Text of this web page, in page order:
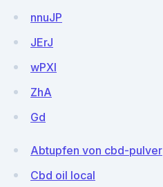
nnuJP
JErJ
wPXl
ZhA
Gd
Abtupfen von cbd-pulver
Cbd oil local